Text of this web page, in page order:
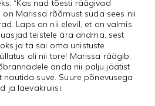
“Kas nad tõesti räägivad
on Marissa rõõmust süda sees nii
Laps on nii elevil, et on valmis
teistele ära andma, sest
ja ta sai oma unistuste
oli nii tore! Marissa räägib,
anda nii palju jäätist
nautida suve. Suure põnevusega
ja laevakruiisi.